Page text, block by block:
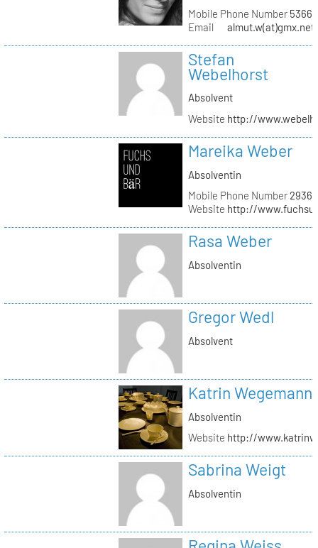
Mobile Phone Number
Email
almut.w(at)gmx.net
Stefan
Webelhorst
Absolvent
Website http://
Mareika Weber
Absolventin
Mobile Phone Number
Website http://
Rasa Weber
Absolventin
Gregor Wedl
Absolvent
Katrin Wegemann
Absolventin
Website http://
Sabrina Weigt
Absolventin